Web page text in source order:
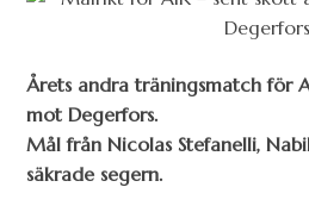
Årets andra träningsmatch för
mot Degerfors.
Mål från Nicolas Stefanelli,
säkrade segern.